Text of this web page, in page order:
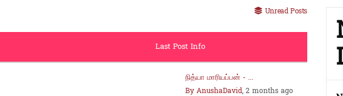
Unread Posts
Last Post Info
நித்யா மாரியப்பன் - ...
By AnushaDavid, 2 months ago